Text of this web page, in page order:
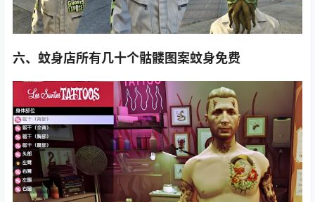
六、蚊身店所有几十个骷髅图案蚊身免费